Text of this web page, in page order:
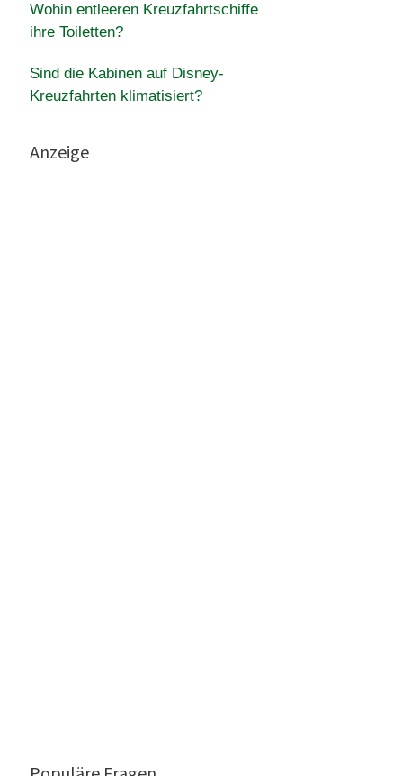
Wohin entleeren Kreuzfahrtschiffe
ihre Toiletten?
Sind die Kabinen auf Disney-
Kreuzfahrten klimatisiert?
Anzeige